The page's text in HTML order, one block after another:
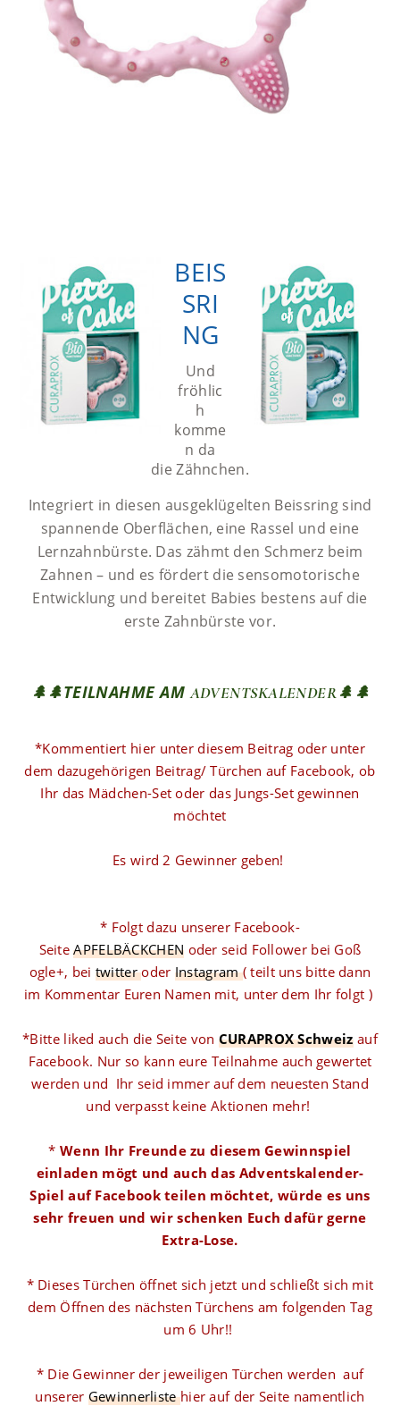
BEIS
SRI
NG
Und
fröhlic
h
komme
n da
die Zähnchen.
Integriert in diesen ausgeklügelten Beissring sind
spannende Oberflächen, eine Rassel und eine
Lernzahnbürste. Das zähmt den Schmerz beim
Zahnen – und es fördert die sensomotorische
Entwicklung und bereitet Babies bestens auf die
erste Zahnbürste vor.
🌲🌲TEILNAHME AMADVENTSKALENDER🌲🌲
*Kommentiert hier unter diesem Beitrag oder unter
dem dazugehörigen Beitrag/ Türchen auf Facebook, ob
Ihr das Mädchen-Set oder das Jungs-Set gewinnen
möchtet
Es wird 2 Gewinner geben!
* Folgt dazu unserer Facebook-
SeiteAPFELBÄCKCHEN oder seid Follower bei Goß
ogle+, bei twitteroder Instagram( teilt uns bitte dann
im Kommentar Euren Namen mit, unter dem Ihr folgt )
*Bitte liked auch die Seite von CURAPROX Schweiz auf
Facebook. Nur so kann eure Teilnahme auch gewertet
werden und Ihr seid immer auf dem neuesten Stand
und verpasst keine Aktionen mehr!
*Wenn Ihr Freunde zu diesem Gewinnspiel
einladen mögt und auch das Adventskalender-
Spiel auf Facebook teilen möchtet, würde es uns
sehr freuen und wir schenken Euch dafür gerne
Extra-Lose.
* Dieses Türchen öffnet sich jetzt und schließt sich mit
dem Öffnen des nächsten Türchens am folgenden Tag
um 6 Uhr!!
* Die Gewinner der jeweiligen Türchen werden auf
unserer Gewinnerlistehier auf der Seite namentlich